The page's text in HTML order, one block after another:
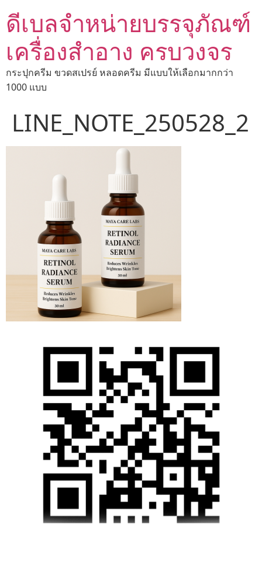
ดีเบลจำหน่ายบรรจุภัณฑ์
เครื่องสำอาง ครบวงจร
กระปุกครีม ขวดสเปรย์ หลอดครีม มีแบบให้เลือกมากกว่า
1000 แบบ
LINE_NOTE_250528_2